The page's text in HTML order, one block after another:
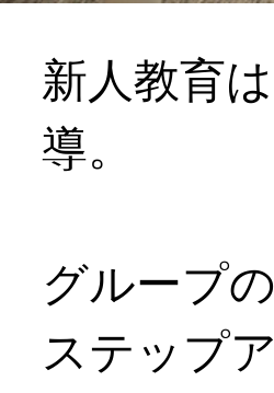
新人教育
導。
グループ
ステップ